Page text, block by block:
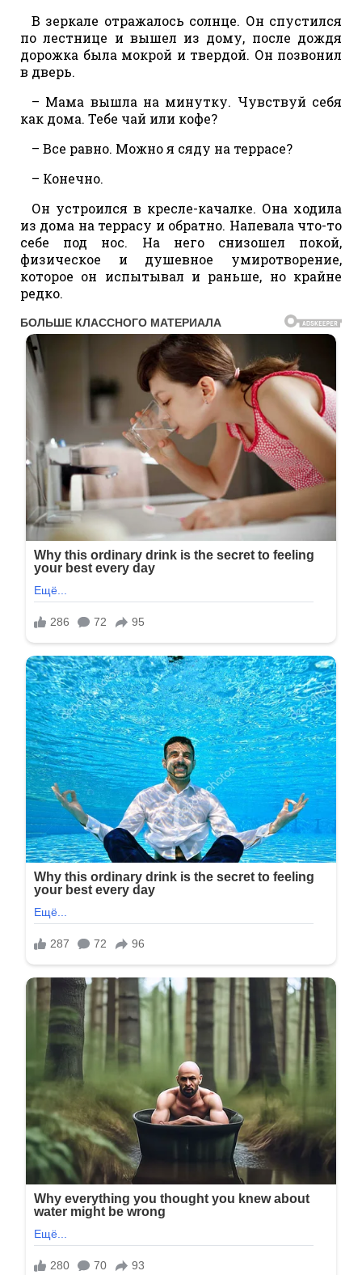
В зеркале отражалось солнце. Он спустился
по лестнице и вышел из дому, после дождя
дорожка была мокрой и твердой. Он позвонил
в дверь.
– Мама вышла на минутку. Чувствуй себя
как дома. Тебе чай или кофе?
– Все равно. Можно я сяду на террасе?
– Конечно.
Он устроился в кресле-качалке. Она ходила
из дома на террасу и обратно. Напевала что-то
себе под нос. На него снизошел покой,
физическое и душевное умиротворение,
которое он испытывал и раньше, но крайне
редко.